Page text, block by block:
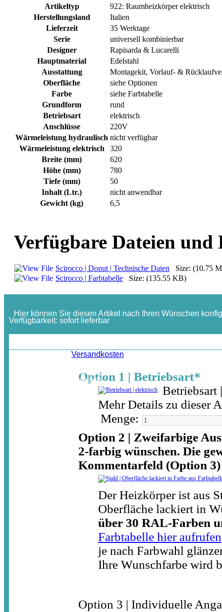
Artikeltyp
922: Raumheizkörper elektrisch
Herstellungsland
Italien
Lieferzeit
35 Werktage
Serie
universell kombinierbar
Designer
Rapisarda & Lucarelli
Hauptmaterial
Edelstahl
Ausstattung
Montagekit, Vorlauf- &
Oberfläche
siehe Optionen
Farbe
siehe Farbtabelle
Grundform
rund
Betriebsart
elektrisch
Anschlüsse
220V
Wärmeleistung hydraulisch nicht verfügbar
Wärmeleistung elektrisch
320
Breite (mm)
620
Höhe (mm)
780
Tiefe (mm)
50
Inhalt (Ltr.)
nicht anwendbar
Gewicht (kg)
6,5
Verfügbare Dateien
Scirocco | Donut | Technische Daten Size: (10.75
Scirocco | Farbtabelle Size: (135.55 KB)
Hier können Sie diesen Artikel nach Ihren Wünschen
Verfügbarkeit: sofort lieferbar
Versandkosten
In der gewählten Ausführung
erhalten Sie diesen ArtikelOption 1 | Betriebsart*
Mehr Details zu dieser
Menge:
Option 2 | Zweifarbige
2-farbig wünschen. Die
Kommentarfeld (Option
Der Heizkörper ist aus
Oberfläche lackiert in
über 30 RAL-Farben
Farbtabelle hier aufrufen
je nach Farbwahl
Ihre Wunschfarbe wird
Option 3 | Individuelle